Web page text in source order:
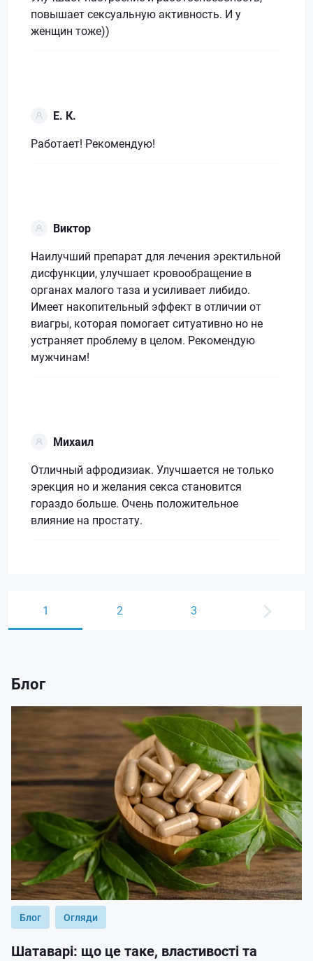
повышает сексуальную активность. И у
женщин тоже))
Е. К.
Работает! Рекомендую!
Виктор
Наилучший препарат для лечения эректильной
дисфункции, улучшает кровообращение в
органах малого таза и усиливает либидо.
Имеет накопительный эффект в отличии от
виагры, которая помогает ситуативно но не
устраняет проблему в целом. Рекомендую
мужчинам!
Михаил
Отличный афродизиак. Улучшается не только
эрекция но и желания секса становится
гораздо больше. Очень положительное
влияние на простату.
1 2 3
Блог
Блог Огляди
Шатаварі: що це таке, властивості та